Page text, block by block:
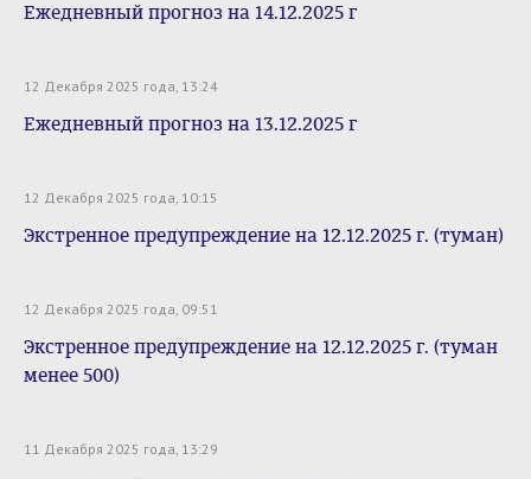
Ежедневный прогноз на 14.12.2025 г
12 Декабря 2025 года, 13:24
Ежедневный прогноз на 13.12.2025 г
12 Декабря 2025 года, 10:15
Экстренное предупреждение на 12.12.2025 г. (туман)
12 Декабря 2025 года, 09:51
Экстренное предупреждение на 12.12.2025 г. (туман
менее 500)
11 Декабря 2025 года, 13:29